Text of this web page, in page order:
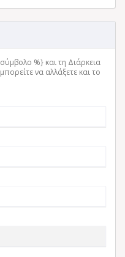
%} και τη Διάρκεια
να αλλάξετε και το